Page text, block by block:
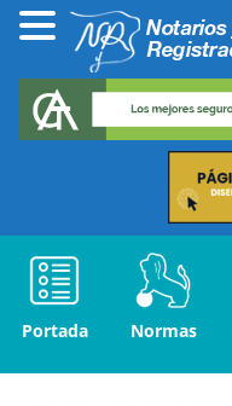
Portada Normas